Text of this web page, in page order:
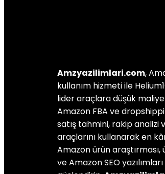
Amzyazilimlari.com,
kullanım hizmeti ile
lider araçlara düşük
Amazon FBA ve
satış tahmini, rakip
araçlarını kullanarak en
Amazon ürün
ve Amazon SEO